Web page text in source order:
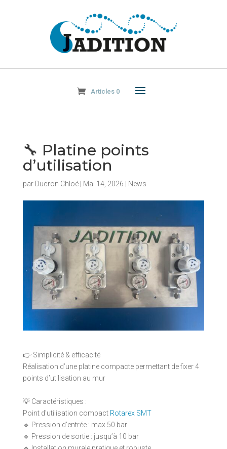
Articles 0
🔧 Platine points
d’utilisation
par Ducron Chloé| Mai 14, 2026 News
👉 Simplicité & efficacité
Réalisation d’une platine compacte permettant de fixer 4
points d’utilisation au mur
💡 Caractéristiques :
Point d'utilisation compact Rotarex SMT
🔹 Pression d’entrée : max 50 bar
🔹 Pression de sortie : jusqu’à 10 bar